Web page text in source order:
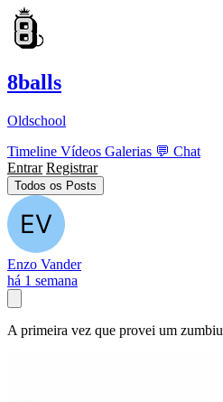
8balls
Oldschool
Timeline Vídeos Galerias 💬 Chat
Entrar Registrar
Todos os Posts
Enzo Vander
há 1 semana
A primeira vez que provei um zumbiu